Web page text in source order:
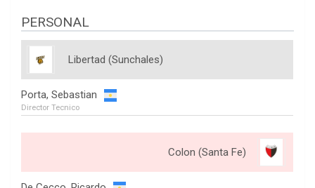
PERSONAL
Libertad (Sunchales)
Porta, Sebastian
Director Tecnico
Colon (Santa Fe)